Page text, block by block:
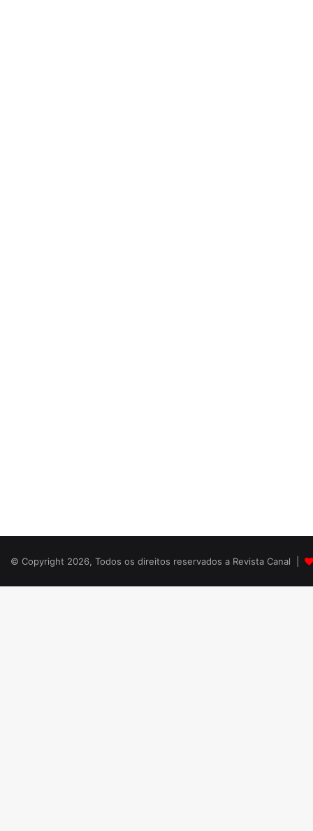
© Copyright 2026, Todos os direitos reservados a Revista Canal |